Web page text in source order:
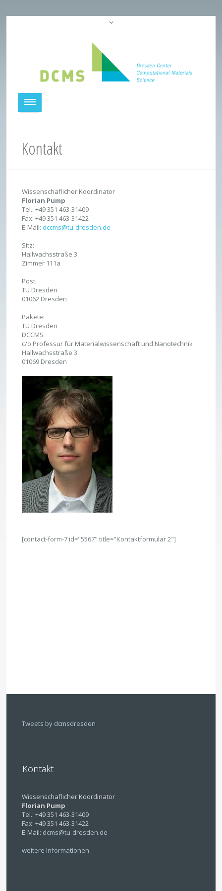
Kontakt
Wissenschaflicher Koordinator
Florian Pump
Tel.: +49 351 463-31409
Fax: +49 351 463-31422
E-Mail: dccms@tu-dresden.de
Sitz:
Hallwachsstraße 3
Zimmer 111a
Post:
TU Dresden
01062 Dresden
Pakete:
TU Dresden
DCCMS
c/o Professur für Materialwissenschaft und Nanotechnik
Hallwachsstraße 3
01069 Dresden
[contact-form-7 id="5567" title="Kontaktformular 2"]
Tweets by dcmsdresden
Kontakt
Wissenschaflicher Koordinator
Florian Pump
Tel.: +49 351 463-31409
Fax: +49 351 463-31422
E-Mail: dcms@tu-dresden.de
weitere Informationen